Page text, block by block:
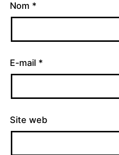
Nom *
E-mail *
Site web